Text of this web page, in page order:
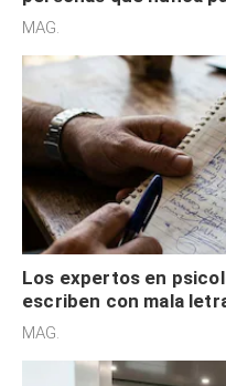
redes sociales no
MAG.
Los expertos en
escriben con mala
acelerado y no lo
MAG.